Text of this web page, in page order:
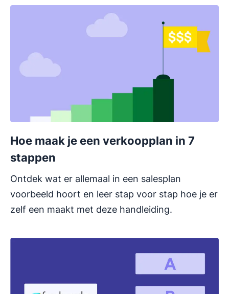
Hoe maak je een verkoopplan in 7
stappen
Ontdek wat er allemaal in een salesplan
voorbeeld hoort en leer stap voor stap hoe je er
zelf een maakt met deze handleiding.